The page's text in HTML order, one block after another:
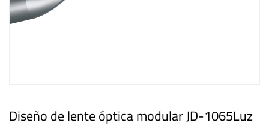
Diseño de lente óptica modular JD-1065Luz